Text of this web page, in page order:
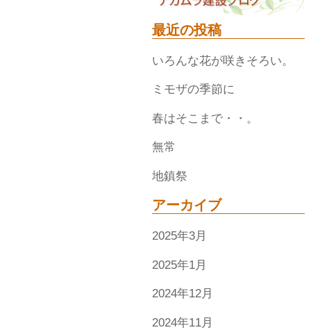
最近の投稿
いろんな花が咲きそろい。
ミモザの季節に
春はそこまで・・。
無常
地鎮祭
アーカイブ
2025年3月
2025年1月
2024年12月
2024年11月